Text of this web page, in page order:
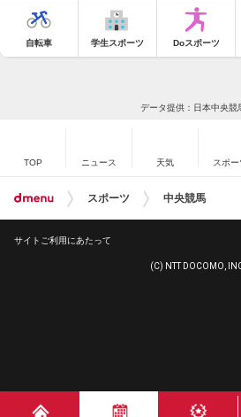
自転車 学生スポーツ Doスポーツ
データ提供：日本中央競
TOP ニュース 天気 スポー
スポーツ 中央競馬
サイトご利用にあたって
(C) NTT DOCOMO,